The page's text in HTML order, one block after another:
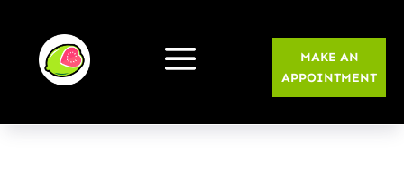
MAKE AN
APPOINTMENT